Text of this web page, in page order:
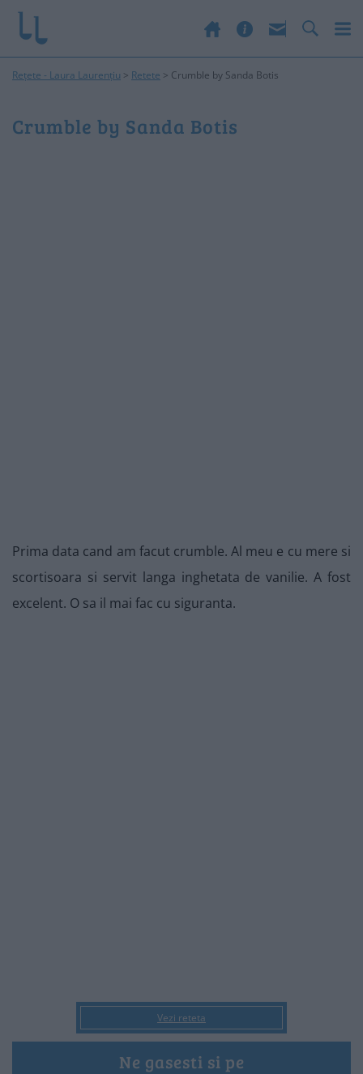
Rețete - Laura Laurențiu > Retete > Crumble by Sanda Botis
Crumble by Sanda Botis
Prima data cand am facut crumble. Al meu e cu mere si
scortisoara si servit langa inghetata de vanilie. A fost
excelent. O sa il mai fac cu siguranta.
Vezi reteta
Ne gasesti si pe